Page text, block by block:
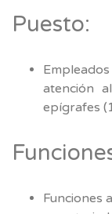
Puesto:
atención
epígrafes
Funciones